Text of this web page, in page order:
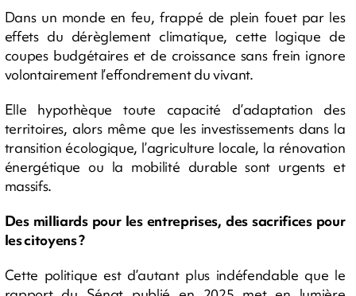
Dans un monde en feu, frappé de plein fouet par les
effets du dérèglement climatique, cette logique de
coupes budgétaires et de croissance sans frein ignore
volontairement l’effondrement du vivant.
Elle hypothèque toute capacité d’adaptation des
territoires, alors même que les investissements dans la
transition écologique, l’agriculture locale, la rénovation
énergétique ou la mobilité durable sont urgents et
massifs.
Des milliards pour les entreprises, des sacrifices pour
les citoyens ?
Cette politique est d’autant plus indéfendable que le